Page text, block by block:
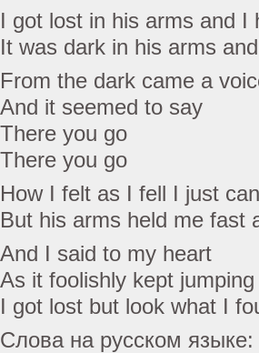
I got lost in his arms and I
It was dark in his arms
From the dark came a
And it seemed to say
There you go
There you go
How I felt as I fell I just
But his arms held me fast
And I said to my heart
As it foolishly kept
I got lost but look what I
Слова на русском языке: